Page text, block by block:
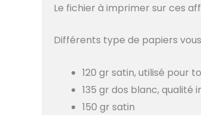
Le fichier à imprimer sur ces
Différents type de papiers
120 gr satin, utilisé pour
135 gr dos blanc,
150 gr satin